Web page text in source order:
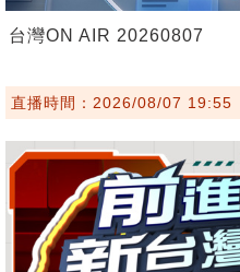
台灣ON AIR 20260807
直播時間：2026/08/07 19:55